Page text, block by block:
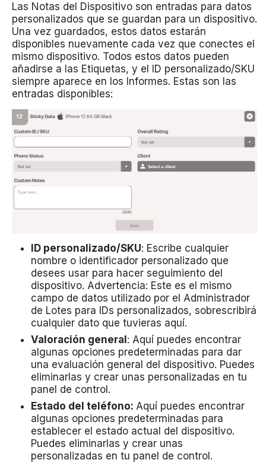
Las Notas del Dispositivo son entradas para datos
personalizados que se guardan para un dispositivo.
Una vez guardados, estos datos estarán
disponibles nuevamente cada vez que conectes el
mismo dispositivo. Todos estos datos pueden
añadirse a las Etiquetas, y el ID personalizado/SKU
siempre aparece en los Informes. Estas son las
entradas disponibles:
ID personalizado/SKU: Escribe cualquier
nombre o identificador personalizado que
desees usar para hacer seguimiento del
dispositivo. Advertencia: Este es el mismo
campo de datos utilizado por el Administrador
de Lotes para IDs personalizados, sobrescribirá
cualquier dato que tuvieras aquí.
Valoración general : Aquí puedes encontrar
algunas opciones predeterminadas para dar
una evaluación general del dispositivo. Puedes
eliminarlas y crear unas personalizadas en tu
panel de control.
Estado del teléfono: Aquí puedes encontrar
algunas opciones predeterminadas para
establecer el estado actual del dispositivo.
Puedes eliminarlas y crear unas
personalizadas en tu panel de control.